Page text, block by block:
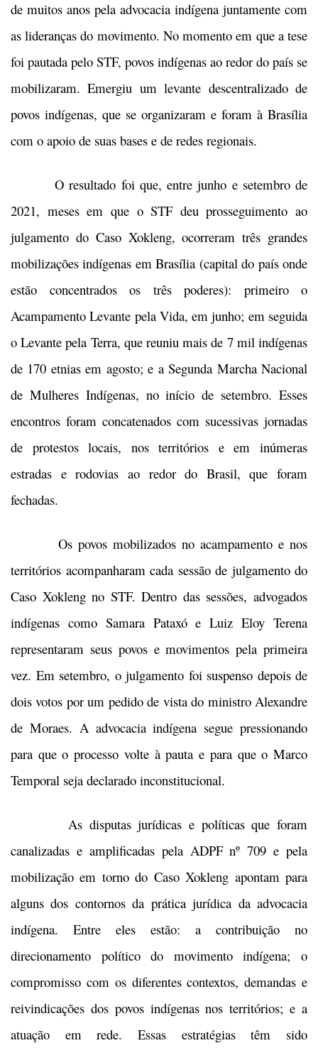
de muitos anos pela advocacia indígena juntamente com
as lideranças do movimento. No momento em que a tese
foi pautada pelo STF, povos indígenas ao redor do país se
mobilizaram. Emergiu um levante descentralizado de
povos indígenas, que se organizaram e foram à Brasília
com o apoio de suas bases e de redes regionais.
O resultado foi que, entre junho e setembro de
2021, meses em que o STF deu prosseguimento ao
julgamento do Caso Xokleng, ocorreram três grandes
mobilizações indígenas em Brasília (capital do país onde
estão concentrados os três poderes): primeiro o
Acampamento Levante pela Vida, em junho; em seguida
o Levante pela Terra, que reuniu mais de 7 mil indígenas
de 170 etnias em agosto; e a Segunda Marcha Nacional
de Mulheres Indígenas, no início de setembro. Esses
encontros foram concatenados com sucessivas jornadas
de protestos locais, nos territórios e em inúmeras
estradas e rodovias ao redor do Brasil, que foram
fechadas.
Os povos mobilizados no acampamento e nos
territórios acompanharam cada sessão de julgamento do
Caso Xokleng no STF. Dentro das sessões, advogados
indígenas como Samara Pataxó e Luiz Eloy Terena
representaram seus povos e movimentos pela primeira
vez. Em setembro, o julgamento foi suspenso depois de
dois votos por um pedido de vista do ministro Alexandre
de Moraes. A advocacia indígena segue pressionando
para que o processo volte à pauta e para que o Marco
Temporal seja declarado inconstitucional.
As disputas jurídicas e políticas que foram
canalizadas e amplificadas pela ADPF nº 709 e pela
mobilização em torno do Caso Xokleng apontam para
alguns dos contornos da prática jurídica da advocacia
indígena. Entre eles estão: a contribuição no
direcionamento político do movimento indígena; o
compromisso com os diferentes contextos, demandas e
reivindicações dos povos indígenas nos territórios; e a
atuação em rede. Essas estratégias têm sido